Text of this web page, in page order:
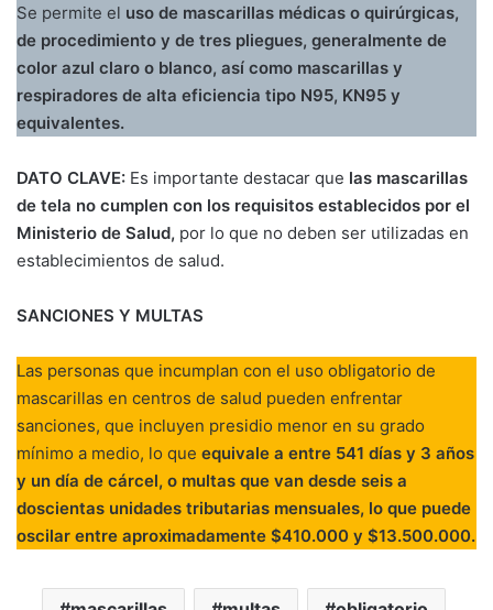
Se permite el uso de mascarillas médicas o quirúrgicas,
de procedimiento y de tres pliegues, generalmente de
color azul claro o blanco, así como mascarillas y
respiradores de alta eficiencia tipo N95, KN95 y
equivalentes.
DATO CLAVE: Es importante destacar que las mascarillas
de tela no cumplen con los requisitos establecidos por el
Ministerio de Salud, por lo que no deben ser utilizadas en
establecimientos de salud.
SANCIONES Y MULTAS
Las personas que incumplan con el uso obligatorio de
mascarillas en centros de salud pueden enfrentar
sanciones, que incluyen presidio menor en su grado
mínimo a medio, lo que equivale a entre 541 días y 3 años
y un día de cárcel, o multas que van desde seis a
doscientas unidades tributarias mensuales, lo que puede
oscilar entre aproximadamente $410.000 y $13.500.000.